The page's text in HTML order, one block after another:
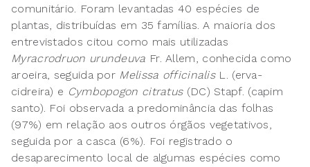
comunitário. Foram levantadas 40 espécies de
plantas, distribuídas em 35 famílias. A maioria dos
entrevistados citou como mais utilizadas
Myracrodruon urundeuva Fr. Allem, conhecida como
aroeira, seguida por Melissa officinalisL. (erva-
cidreira) e Cymbopogon citratus (DC) Stapf. (capim
santo). Foi observada a predominância das folhas
(97%) em relação aos outros órgãos vegetativos,
seguida por a casca (6%). Foi registrado o
desaparecimento local de algumas espécies como